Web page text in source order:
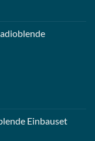
Einbauset